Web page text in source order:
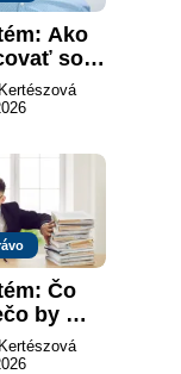
Ako
so
Čo
by